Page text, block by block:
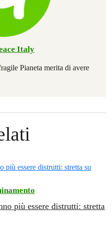
Italy
Pianeta merita di avere
più essere distrutti: stretta